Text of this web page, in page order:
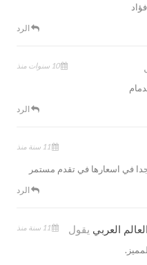
الرد
10 سنوات منذ
الرد
في اسعارها في تقدم مستمر
الرد
العربي يقول